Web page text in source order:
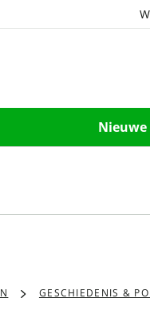
GESCHIEDENIS &